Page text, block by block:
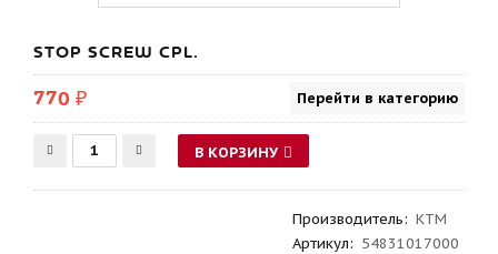
STOP SCREW CPL.
770 ₽ Перейти в категорию
В КОРЗИНУ
Производитель: KTM
Артикул: 54831017000